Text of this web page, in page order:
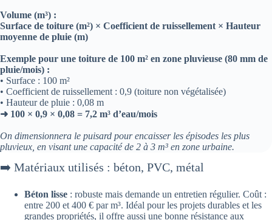
Volume (m³) :
Surface de toiture (m²) × Coefficient de ruissellement × Hauteur
moyenne de pluie (m)
Exemple pour une toiture de 100 m² en zone pluvieuse (80 mm de
pluie/mois) :
• Surface : 100 m²
• Coefficient de ruissellement : 0,9 (toiture non végétalisée)
• Hauteur de pluie : 0,08 m
➜ 100 × 0,9 × 0,08 = 7,2 m³ d’eau/mois
On dimensionnera le puisard pour encaisser les épisodes les plus
pluvieux, en visant une capacité de 2 à 3 m³ en zone urbaine.
➡️ Matériaux utilisés : béton, PVC, métal
Béton lisse : robuste mais demande un entretien régulier. Coût :
entre 200 et 400 € par m³. Idéal pour les projets durables et les
grandes propriétés, il offre aussi une bonne résistance aux